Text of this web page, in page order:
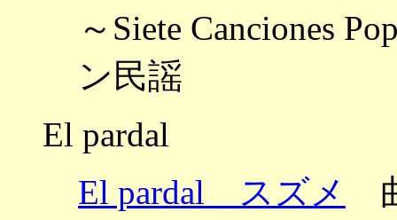
～Siete Canciones
ン民謡
El pardal
El pardal スズメ